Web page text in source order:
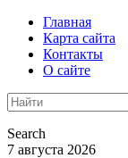
Главная
Карта сайта
Контакты
О сайте
Search
7 августа 2026